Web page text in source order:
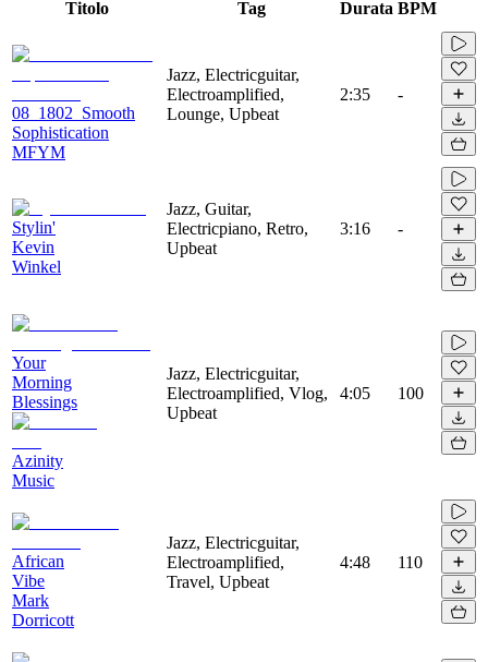
Titolo Tag Durata BPM
08_1802_Smooth
Sophistication
MFYM
Jazz, Electricguitar,
Electroamplified,
Lounge, Upbeat
2:35 -
Stylin'
Kevin
Winkel
Jazz, Guitar,
Electricpiano, Retro,
Upbeat
3:16 -
Your
Morning
Blessings
Azinity
Music
Jazz, Electricguitar,
Electroamplified, Vlog,
Upbeat
4:05 100
African
Vibe
Mark
Dorricott
Jazz, Electricguitar,
Electroamplified,
Travel, Upbeat
4:48 110